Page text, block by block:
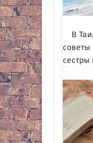
В
советы